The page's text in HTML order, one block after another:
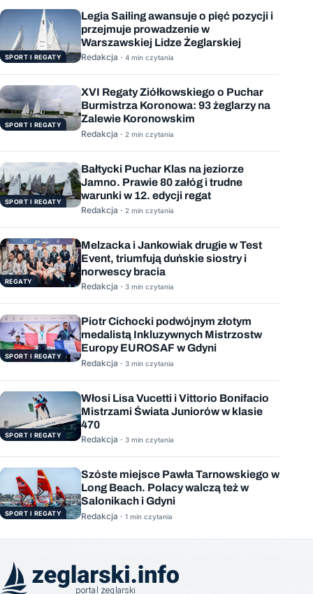
SPORT I REGATY
Legia Sailing awansuje o pięć pozycji i
przejmuje prowadzenie w
Warszawskiej Lidze Żeglarskiej
Redakcja · 4 min czytania
SPORT I REGATY
XVI Regaty Ziółkowskiego o Puchar
Burmistrza Koronowa: 93 żeglarzy na
Zalewie Koronowskim
Redakcja · 2 min czytania
SPORT I REGATY
Bałtycki Puchar Klas na jeziorze
Jamno. Prawie 80 załóg i trudne
warunki w 12. edycji regat
Redakcja · 2 min czytania
REGATY
Melzacka i Jankowiak drugie w Test
Event, triumfują duńskie siostry i
norwescy bracia
Redakcja · 3 min czytania
SPORT I REGATY
Piotr Cichocki podwójnym złotym
medalistą Inkluzywnych Mistrzostw
Europy EUROSAF w Gdyni
Redakcja · 3 min czytania
SPORT I REGATY
Włosi Lisa Vucetti i Vittorio Bonifacio
Mistrzami Świata Juniorów w klasie
470
Redakcja · 3 min czytania
SPORT I REGATY
Szóste miejsce Pawła Tarnowskiego w
Long Beach. Polacy walczą też w
Salonikach i Gdyni
Redakcja · 1 min czytania